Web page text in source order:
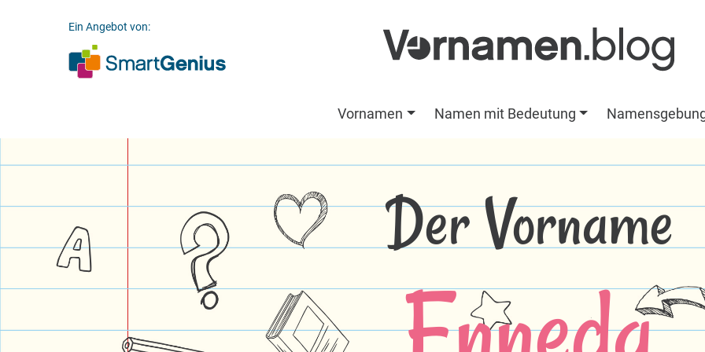
Ein Angebot von:
Vornamen Namen mit Bedeutung
Der Vorname